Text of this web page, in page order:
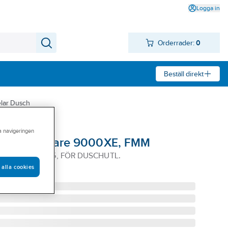
Logga in
Orderrader: 0
Beställ direkt
Dusch
9000XE, FMM
M18XG15, FÖR DUSCHUTL.
navigeringen
alla cookies